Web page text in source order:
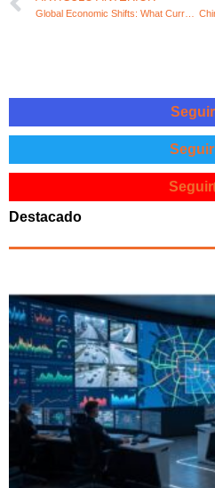
Seguir
Seguir
Seguir
Destacado